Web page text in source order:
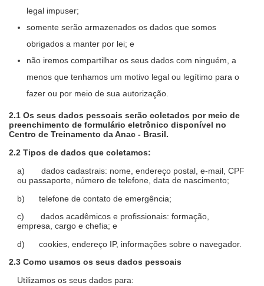
legal impuser;
somente serão armazenados os dados que somos
obrigados a manter por lei; e
não iremos compartilhar os seus dados com ninguém, a
menos que tenhamos um motivo legal ou legítimo para o
fazer ou por meio de sua autorização.
2.1 Os seus dados pessoais serão coletados por meio de
preenchimento de formulário eletrônico disponível no
Centro de Treinamento da Anac - Brasil.
2.2 Tipos de dados que coletamos:
a) dados cadastrais: nome, endereço postal, e-mail, CPF
ou passaporte, número de telefone, data de nascimento;
b) telefone de contato de emergência;
c) dados acadêmicos e profissionais: formação,
empresa, cargo e chefia; e
d) cookies, endereço IP, informações sobre o navegador.
2.3 Como usamos os seus dados pessoais
Utilizamos os seus dados para: